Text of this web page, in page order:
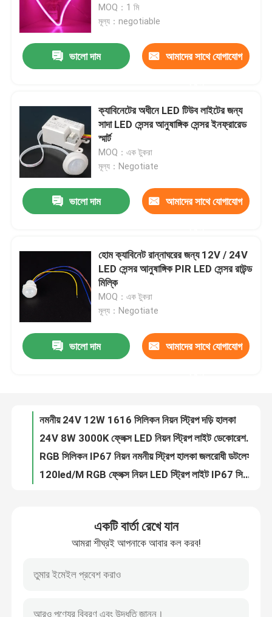
ভিডিও
কারখানা ভ্রমণ
মান নিয়ন্ত্রণ
উদ্ধৃতির জন্য আবেদন
LED নিয়ন স্ট্রিপ লাইট
MOQ：1 মি
মূল্য：negotiable
ভালো দাম আমাদের সাথে যোগাযোগ
ক্যাবিনেটের অধীনে LED টিউব লাইটের জন্য
সাদা LED সেন্সর আনুষাঙ্গিক সেন্সর ইনফ্রারেড
স্মার্ট
MOQ：এক টুকরা
মূল্য：Negotiate
ভালো দাম আমাদের সাথে যোগাযোগ
হোম ক্যাবিনেট রান্নাঘরের জন্য 12V / 24V
LED সেন্সর আনুষাঙ্গিক PIR LED সেন্সর রাউন্ড
মিল্কি
MOQ：এক টুকরা
মূল্য：Negotiate
ভালো দাম আমাদের সাথে যোগাযোগ
নমনীয় 24V 12W 1616 সিলিকন নিয়ন স্ট্রিপ দড়ি হালকা
12V সিলিকন LED নিয়ন ফ্লেক্স স্ট্রিপ লাইট RGB 2110/2835 SMD
একটি বার্তা রেখে যান
আমরা শীঘ্রই আপনাকে আবার কল করব!